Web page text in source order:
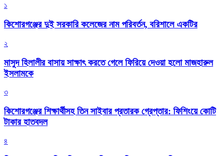
১
কিশোরগঞ্জের দুই সরকারি কলেজের নাম পরিবর্তন, বরিশালে একটির
২
মাসুদ হিলালীর বাসায় সাক্ষাৎ করতে গেলে ফিরিয়ে দেওয়া হলো মাজহারুল
ইসলামকে
৩
কিশোরগঞ্জের শিক্ষার্থীসহ তিন সাইবার প্রতারক গ্রেপ্তার: ফিশিংয়ে কোটি
টাকার হাতবদল
৪